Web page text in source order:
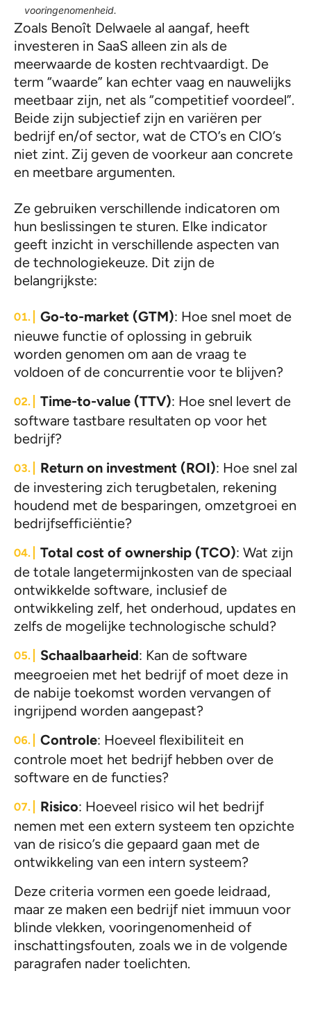
vooringenomenheid.
Zoals Benoît Delwaele al aangaf, heeft
investeren in SaaS alleen zin als de
meerwaarde de kosten rechtvaardigt. De
term “waarde” kan echter vaag en nauwelijks
meetbaar zijn, net als “competitief voordeel”.
Beide zijn subjectief zijn en variëren per
bedrijf en/of sector, wat de CTO’s en CIO’s
niet zint. Zij geven de voorkeur aan concrete
en meetbare argumenten.
Ze gebruiken verschillende indicatoren om
hun beslissingen te sturen. Elke indicator
geeft inzicht in verschillende aspecten van
de technologiekeuze. Dit zijn de
belangrijkste:
Go-to-market (GTM): Hoe snel moet de
nieuwe functie of oplossing in gebruik
worden genomen om aan de vraag te
voldoen of de concurrentie voor te blijven?
Time-to-value (TTV): Hoe snel levert de
software tastbare resultaten op voor het
bedrijf?
Return on investment (ROI): Hoe snel zal
de investering zich terugbetalen, rekening
houdend met de besparingen, omzetgroei en
bedrijfsefficiëntie?
Total cost of ownership (TCO): Wat zijn
de totale langetermijnkosten van de speciaal
ontwikkelde software, inclusief de
ontwikkeling zelf, het onderhoud, updates en
zelfs de mogelijke technologische schuld?
Schaalbaarheid: Kan de software
meegroeien met het bedrijf of moet deze in
de nabije toekomst worden vervangen of
ingrijpend worden aangepast?
Controle: Hoeveel flexibiliteit en
controle moet het bedrijf hebben over de
software en de functies?
Risico: Hoeveel risico wil het bedrijf
nemen met een extern systeem ten opzichte
van de risico’s die gepaard gaan met de
ontwikkeling van een intern systeem?
Deze criteria vormen een goede leidraad,
maar ze maken een bedrijf niet immuun voor
blinde vlekken, vooringenomenheid of
inschattingsfouten, zoals we in de volgende
paragrafen nader toelichten.